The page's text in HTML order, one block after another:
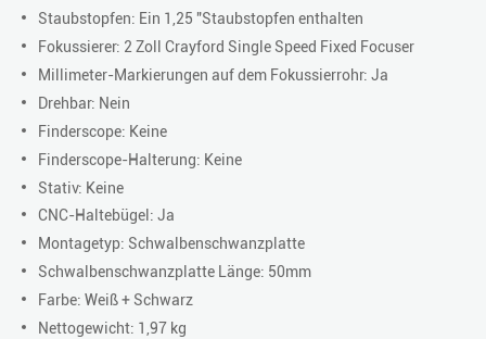
Staubstopfen: Ein 1,25 "Staubstopfen enthalten
Fokussierer: 2 Zoll Crayford Single Speed ​​Fixed Focuser
Millimeter-Markierungen auf dem Fokussierrohr: Ja
Drehbar: Nein
Finderscope: Keine
Finderscope-Halterung: Keine
Stativ: Keine
CNC-Haltebügel: Ja
Montagetyp: Schwalbenschwanzplatte
Schwalbenschwanzplatte Länge: 50mm
Farbe: Weiß + Schwarz
Nettogewicht: 1,97 kg